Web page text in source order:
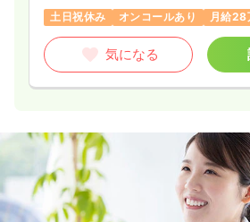
土日祝休み
オンコールあり 月給28
気になる